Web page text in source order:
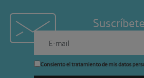
Consiento el tratamiento de mis datos